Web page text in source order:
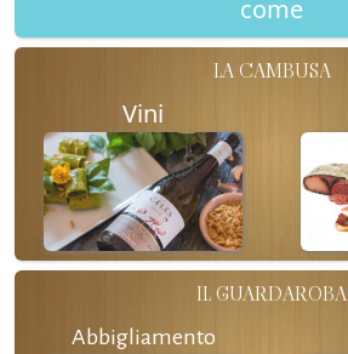
come
LA CAMBUSA
Vini
IL GUARDAROBA
Abbigliamento